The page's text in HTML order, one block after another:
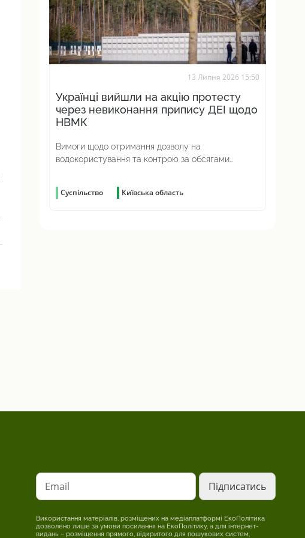
13 Липня 2026 15:50
Українці вийшли на акцію протесту
через невиконання припису ДЕІ щодо
НВМК
Вимоги щодо отримання дозволу на
водокористування та контрою за обсягами
Суспільство Київська область
Email
Використання матеріалів, розміщених на медіаплатформі ЕкоПолітика
дозволено лише за умови посилання на ЕкоПолітику, а для інтернет-
видань – розміщення прямого, відкритого для пошукових систем,